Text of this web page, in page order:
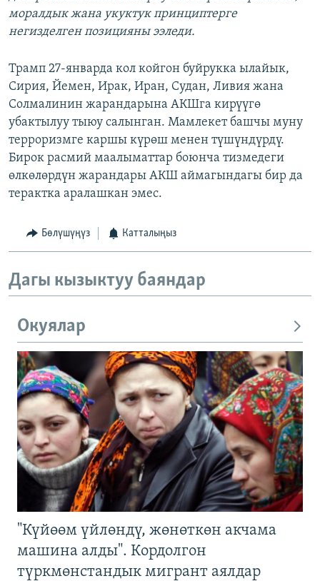
моралдык жана укуктук принциптерге
негизделген позицияны ээледи.
Трамп 27-январда кол койгон буйрукка ылайык,
Сирия, Йемен, Ирак, Иран, Судан, Ливия жана
Солмалинин жарандарына АКШга кирүүгө
убактылуу тыюу салынган. Мамлекет башчы муну
терроризмге каршы күрөш менен түшүндүрдү.
Бирок расмий маалыматтар боюнча тизмедеги
өлкөлөрдүн жарандары АКШ аймагындагы бир да
терактка аралашкан эмес.
Бөлүшүңүз Катталыңыз
Дагы кызыктуу баяндар
Окуялар
"Күйөөм үйлөндү, жөнөткөн акчама
машина алды". Кордолгон
түркмөнстандык мигрант аялдар